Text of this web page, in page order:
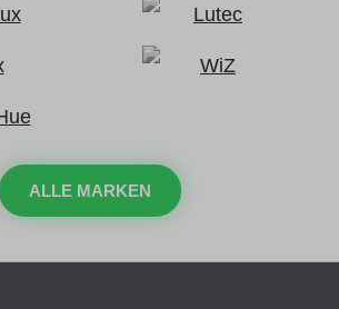
ALLE MARKEN